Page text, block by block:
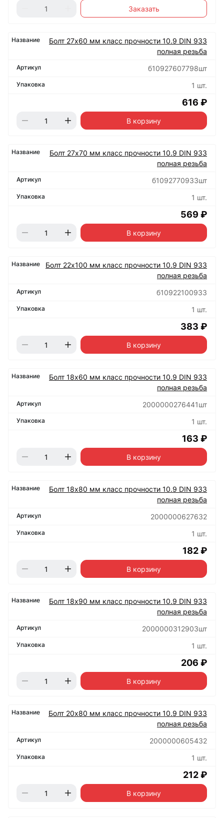
Заказать
Болт 27х60 мм класс прочности 10.9 DIN 933
полная резьба
б10927607798шт
1 шт.
616 ₽
В корзину
Болт 27х70 мм класс прочности 10.9 DIN 933
полная резьба
б1092770933шт
1 шт.
569 ₽
В корзину
Болт 22х100 мм класс прочности 10.9 DIN 933
полная резьба
б10922100933
1 шт.
383 ₽
В корзину
Болт 18х60 мм класс прочности 10.9 DIN 933
полная резьба
2000000276441шт
1 шт.
163 ₽
В корзину
Болт 18х80 мм класс прочности 10.9 DIN 933
полная резьба
2000000627632
1 шт.
182 ₽
В корзину
Болт 18х90 мм класс прочности 10.9 DIN 933
полная резьба
2000000312903шт
1 шт.
206 ₽
В корзину
Болт 20х80 мм класс прочности 10.9 DIN 933
полная резьба
2000000605432
1 шт.
212 ₽
В корзину